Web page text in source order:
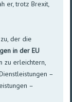
er, trotz Brexit,
der die
in der EU
zu erleichtern,
–
–